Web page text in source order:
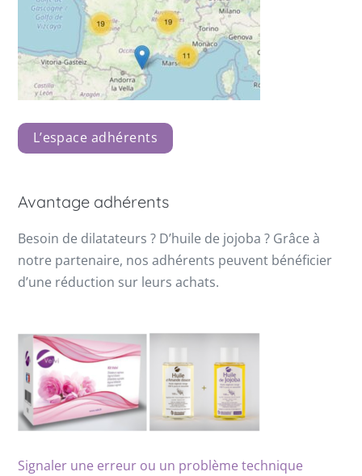
L’espace adhérents
Avantage adhérents
Besoin de dilatateurs ? D’huile de jojoba ? Grâce à
notre partenaire, nos adhérents peuvent bénéficier
d’une réduction sur leurs achats.
Signaler une erreur ou un problème technique